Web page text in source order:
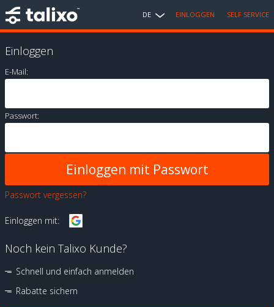
DE EINLOGGEN SELF SERVICE
Einloggen
E-Mail:
Passwort:
Passwort vergessen?
Einloggen mit:
Noch kein Talixo Kunde?
Schnell und einfach anmelden
Rabatte sichern